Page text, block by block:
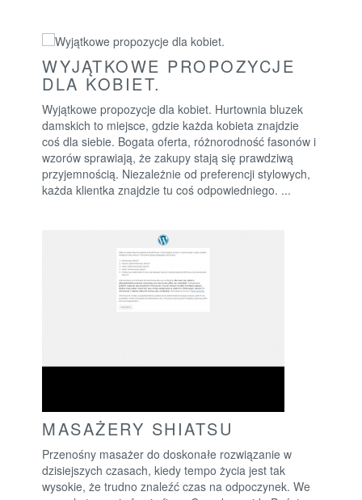
WYJĄTKOWE PROPOZYCJE
DLA KOBIET.
Wyjątkowe propozycje dla kobiet. Hurtownia bluzek
damskich to miejsce, gdzie każda kobieta znajdzie
coś dla siebie. Bogata oferta, różnorodność fasonów i
wzorów sprawiają, że zakupy stają się prawdziwą
przyjemnością. Niezależnie od preferencji stylowych,
każda klientka znajdzie tu coś odpowiedniego. ...
MASAŻERY SHIATSU
Przenośny masażer do doskonałe rozwiązanie w
dzisiejszych czasach, kiedy tempo życia jest tak
wysokie, że trudno znaleźć czas na odpoczynek. We